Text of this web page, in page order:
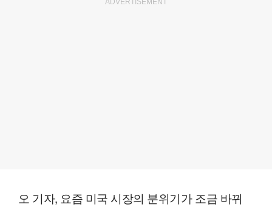
ADVERTISEMENT
오 기자, 요즘 미국 시장의 분위기가 조금 바뀌